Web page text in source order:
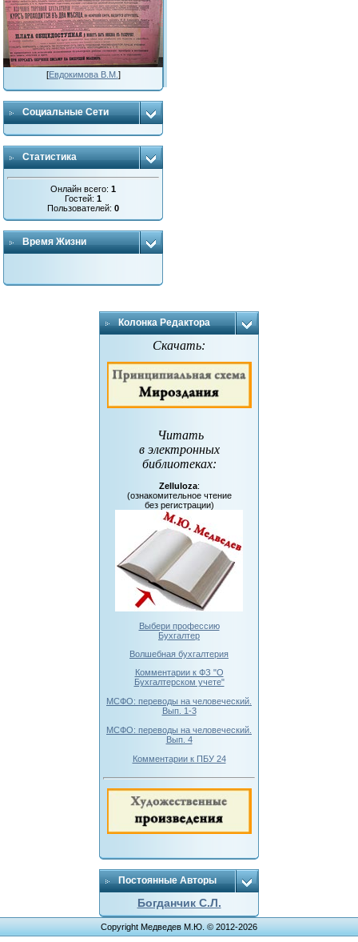
[Евдокимова В.М. ]
Социальные Сети
Статистика
Онлайн всего:1
Гостей:1
Пользователей:0
Время Жизни
Колонка Редактора
Скачать:
Читать
в электронных
библиотеках:
Zelluloza:
(ознакомительное чтение
без регистрации)
Выбери профессию
Бухгалтер
Волшебная бухгалтерия
Комментарии к ФЗ "О
Бухгалтерском учете"
МСФО: переводы на человеческий.
Вып. 1-3
МСФО: переводы на человеческий.
Вып. 4
Комментарии к ПБУ 24
Постоянные Авторы
Богданчик С.Л.
Copyright Медведев М.Ю. © 2012-2026